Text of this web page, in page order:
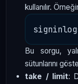
kullanılır.
Bu sorgu,
sütunlarını
take / limit: